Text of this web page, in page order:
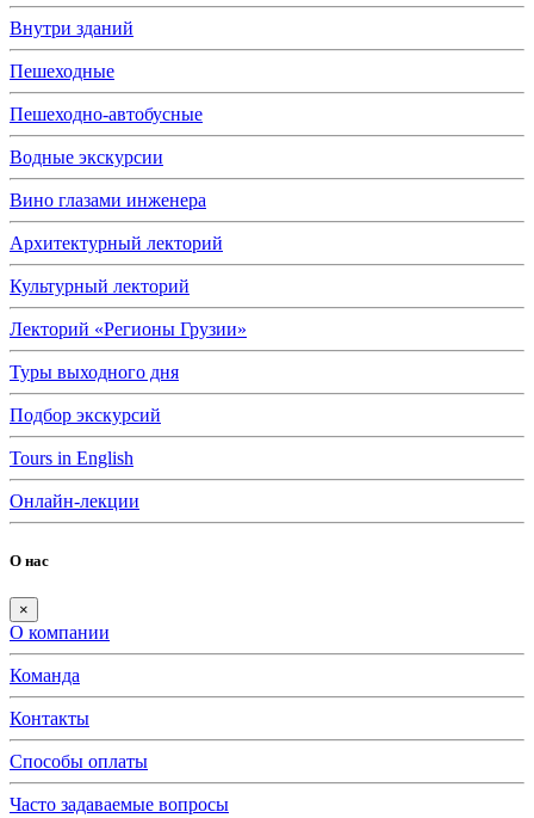
Внутри зданий
Пешеходные
Пешеходно-автобусные
Водные экскурсии
Вино глазами инженера
Архитектурный лекторий
Культурный лекторий
Лекторий «Регионы Грузии»
Туры выходного дня
Подбор экскурсий
Tours in English
Онлайн-лекции
О нас
×
О компании
Команда
Контакты
Способы оплаты
Часто задаваемые вопросы